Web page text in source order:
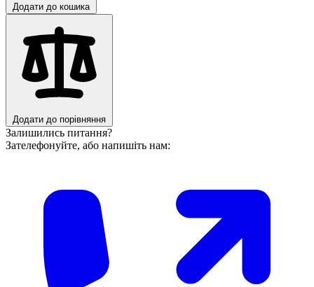
Додати до кошика
Додати до порівняння
Залишились питання?
Зателефонуйте, або напишіть нам: